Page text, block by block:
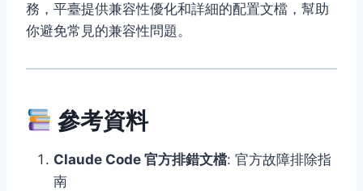
務，平臺提供兼容性優化和詳細的配置文檔，幫助
你避免常見的兼容性問題。
參考資料
Claude Code 官方排錯文檔: 官方故障排除指
南